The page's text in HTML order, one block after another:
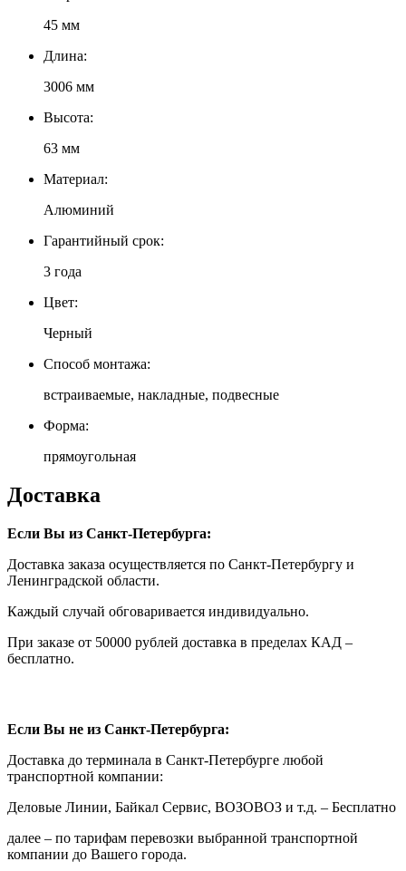
45 мм
Длина:
3006 мм
Высота:
63 мм
Материал:
Алюминий
Гарантийный срок:
3 года
Цвет:
Черный
Способ монтажа:
встраиваемые, накладные, подвесные
Форма:
прямоугольная
Доставка
Если Вы из Санкт-Петербурга:
Доставка заказа осуществляется по Санкт-Петербургу и
Ленинградской области.
Каждый случай обговаривается индивидуально.
При заказе от 50000 рублей доставка в пределах КАД –
бесплатно.
Если Вы не из Санкт-Петербурга:
Доставка до терминала в Санкт-Петербурге любой
транспортной компании:
Деловые Линии, Байкал Сервис, ВОЗОВОЗ и т.д. – Бесплатно
далее – по тарифам перевозки выбранной транспортной
компании до Вашего города.